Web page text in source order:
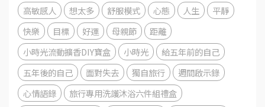
高敏感人
想太多 舒服模式 心態 人生
平靜
快樂
目標 好運 母親節
距離
小時光流動擴香DIY寶盒
小時光
給五年前的自己
五年後的自己
面對失去 獨自旅行
週間啟示錄
心情語錄
旅行專用洗護沐浴六件組禮盒